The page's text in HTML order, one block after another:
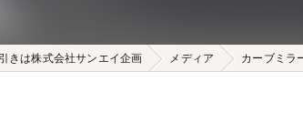
きは株式会社サンエイ企画 メディア カーブミラ